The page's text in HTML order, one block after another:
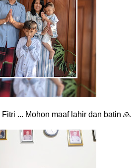
... Mohon maaf lahir dan batin 🙏